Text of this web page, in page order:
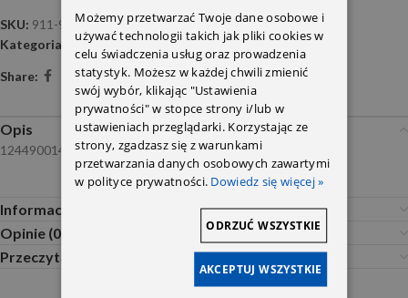
SKU: 911-965
Kategoria:
Tlumiki i mocowania
Share:
Opis
1244900141 9014900041 6394900041-
Informacje dodatkowe
Opinie (0)
Przeczytaj Przed Zakupem
Możemy przetwarzać Twoje dane osobowe i
używać technologii takich jak pliki cookies w
celu świadczenia usług oraz prowadzenia
statystyk. Możesz w każdej chwili zmienić
swój wybór, klikając "Ustawienia
prywatności" w stopce strony i/lub w
ustawieniach przeglądarki. Korzystając ze
strony, zgadzasz się z warunkami
przetwarzania danych osobowych zawartymi
w polityce prywatności. Dowiedz się więcej »
AKCEPTUJ WSZYSTKIE
ODRZUĆ WSZYSTKIE